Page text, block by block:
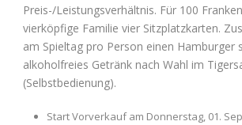
Preis-/Leistungsverhältnis. Für 100
vierköpfige Familie vier Sitzplatzkarten.
am Spieltag pro Person einen Hamburger
alkoholfreies Getränk nach Wahl im
(Selbstbedienung).
Start Vorverkauf am Donnerstag, 01.